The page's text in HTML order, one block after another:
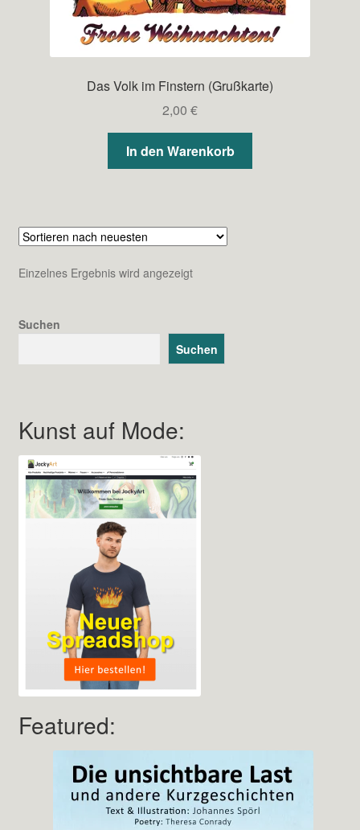
Das Volk im Finstern (Grußkarte)
2,00 €
In den Warenkorb
Einzelnes Ergebnis wird angezeigt
Suchen
Suchen
Kunst auf Mode:
Featured: